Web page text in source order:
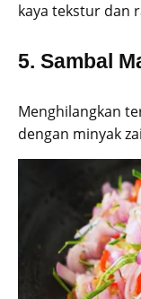
kaya tekstur dan
5. Sambal
Menghilangkan
dengan minyak